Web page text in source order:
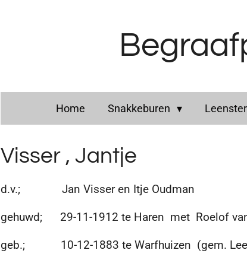
Home Snakkeburen
Visser , Jantje
d.v.; Jan Visser en Itje Oudman
gehuwd; 29-11-1912 te Haren met Roelof
geb.; 10-12-1883 te Warfhuizen (gem.